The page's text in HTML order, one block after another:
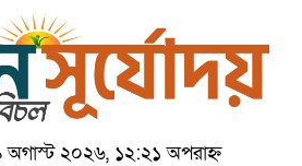
অগাস্ট ২০২৬, ১২:২১ অপরাহ্ন